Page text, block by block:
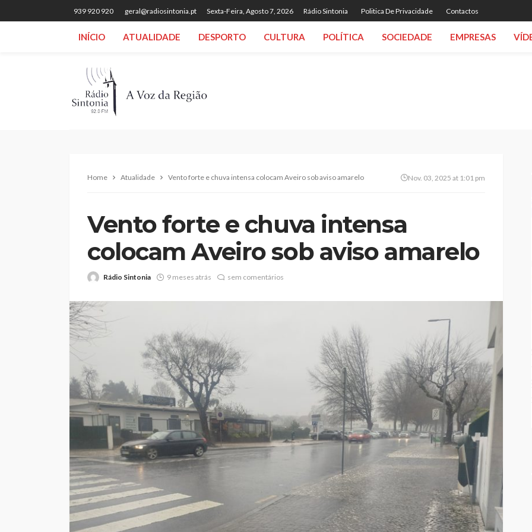
939 920 920 geral@radiosintonia.pt Sexta-Feira, Agosto 7, 2026 Rádio Sintonia Politica De Privacidade Contactos
INÍCIO ATUALIDADE DESPORTO CULTURA POLÍTICA SOCIEDADE EMPRESAS
Home Atualidade Vento forte e chuva intensa colocam Aveiro sob aviso amarelo Nov. 03, 2025 at 1:01 pm
Vento forte e chuva intensa
colocam Aveiro sob aviso amarelo
Rádio Sintonia 9 meses atrás sem comentários
Feirense recebe Felgueiras
no Centro de Treinos do FC
Porto devido a problemas
no relvado do Marcolino
Castro
Rádio Sintonia 2 dias atrás
Abner González foi o
melhor da Feirense-
Beeceler na primeira etapa
da Volta a Portugal
Rádio Sintonia 8 horas atrás